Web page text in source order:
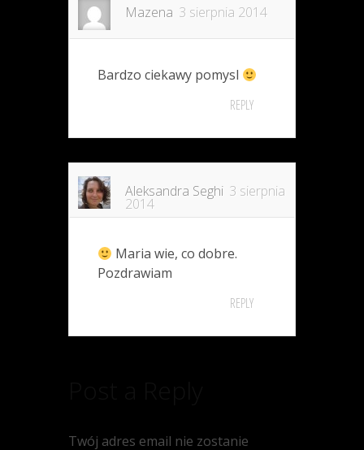
Mazena 3 sierpnia 2014
Bardzo ciekawy pomysl
REPLY
Aleksandra Seghi 3 sierpnia
2014
Maria wie, co dobre.
Pozdrawiam
REPLY
Twój adres email nie zostanie